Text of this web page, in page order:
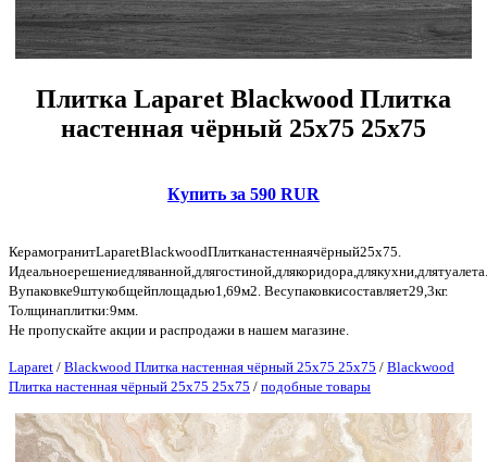
Плитка Laparet Blackwood Плитка
настенная чёрный 25х75 25х75
Купить за 590 RUR
КерамогранитLaparetBlackwoodПлитканастеннаячёрный25х75.
Вупаковке9штукобщейплощадью1,69м2. Весупаковкисоставляет29,3кг.
Толщинаплитки:9мм.
Не пропускайте акции и распродажи в нашем магазине.
Laparet / Blackwood Плитка настенная чёрный 25х75 25х75 / Blackwood
Плитка настенная чёрный 25х75 25х75 / подобные товары